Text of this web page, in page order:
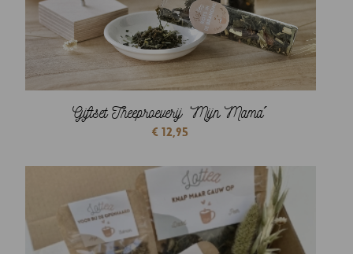
Giftset Theeproeverij ‘Mijn Mama´
€ 12,95